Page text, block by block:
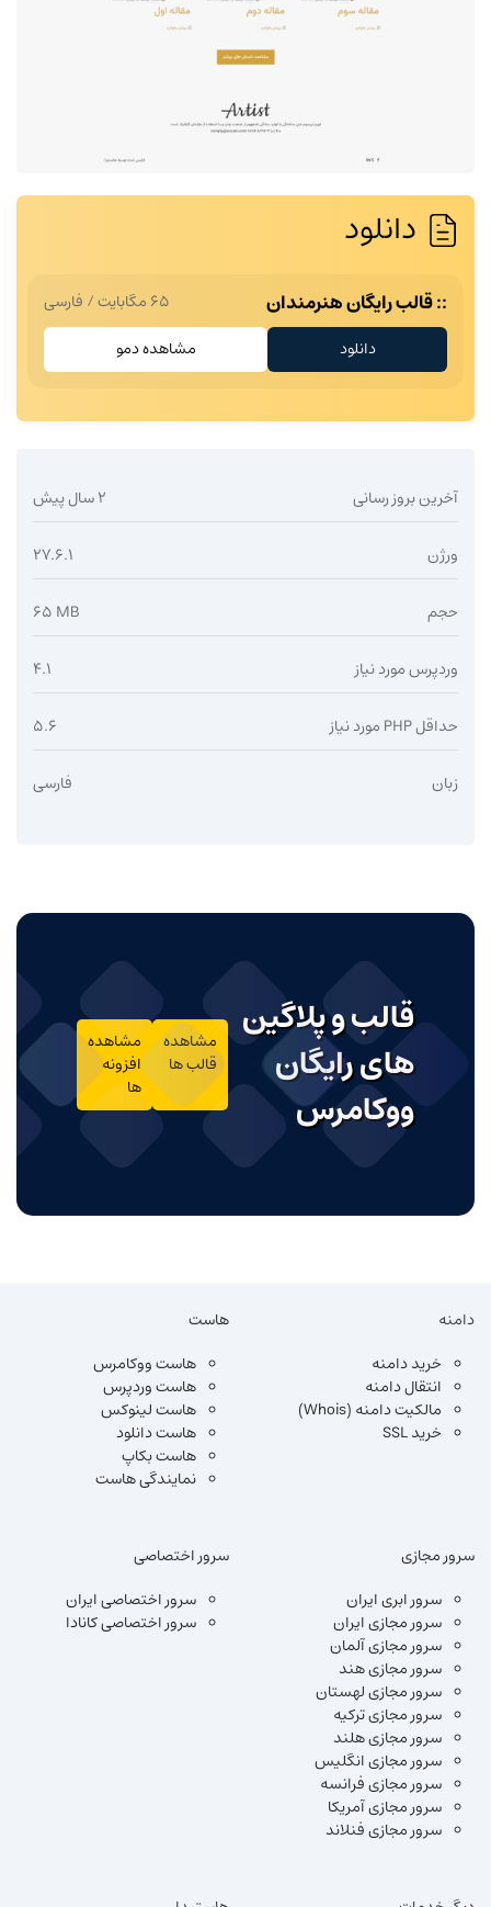
دانلود
قالب رایگان هنرمندان 65 مگابایت / فارسی
دانلود
مشاهده دمو
آخرین بروز رسانی 2 سال پیش
ورژن 27.6.1
حجم 65 MB
وردپرس مورد نیاز 4.1
حداقل PHP مورد نیاز 5.6
زبان فارسی
قالب و پلاگین
های رایگان
ووکامرس
مشاهده
قالب ها
مشاهده
افزونه
ها
دامنه
خرید دامنه
انتقال دامنه
مالکیت دامنه (Whois)
خرید SSL
هاست
هاست ووکامرس
هاست وردپرس
هاست لینوکس
هاست دانلود
هاست بکاپ
نمایندگی هاست
سرور مجازی
سرور ابری ایران
سرور مجازی ایران
سرور مجازی آلمان
سرور مجازی هند
سرور مجازی لهستان
سرور مجازی ترکیه
سرور مجازی هلند
سرور مجازی انگلیس
سرور مجازی فرانسه
سرور مجازی آمریکا
سرور مجازی فنلاند
سرور اختصاصی
سرور اختصاصی ایران
سرور اختصاصی کانادا